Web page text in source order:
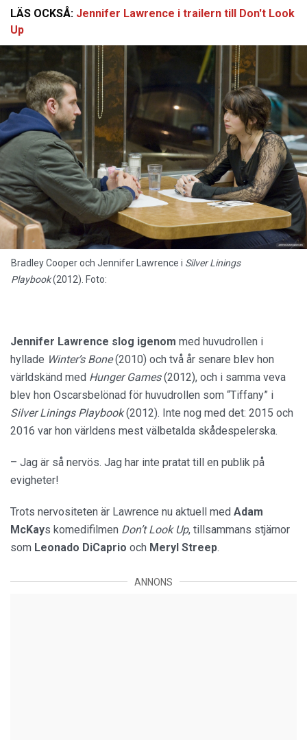
LÄS OCKSÅ: Jennifer Lawrence i trailern till Don't Look
Up
Bradley Cooper och Jennifer Lawrence i Silver Linings
Playbook(2012). Foto:
Jennifer Lawrence slog igenom med huvudrollen i
hyllade Winter’s Bone(2010) och två år senare blev hon
världskänd med Hunger Games(2012), och i samma veva
blev hon Oscarsbelönad för huvudrollen som “Tiffany” i
Silver Linings Playbook(2012). Inte nog med det: 2015 och
2016 var hon världens mest välbetalda skådespelerska.
– Jag är så nervös. Jag har inte pratat till en publik på
evigheter!
Trots nervositeten är Lawrence nu aktuell med Adam
McKays komedifilmen Don’t Look Up, tillsammans stjärnor
som Leonado DiCaprio och Meryl Streep.
ANNONS